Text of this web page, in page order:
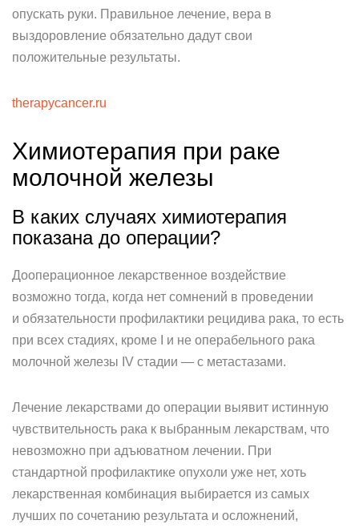
опускать руки. Правильное лечение, вера в
выздоровление обязательно дадут свои
положительные результаты.
therapycancer.ru
Химиотерапия при раке
молочной железы
В каких случаях химиотерапия
показана до операции?
Дооперационное лекарственное воздействие
возможно тогда, когда нет сомнений в проведении
и обязательности профилактики рецидива рака, то есть
при всех стадиях, кроме I и не операбельного рака
молочной железы IV стадии — с метастазами.
Лечение лекарствами до операции выявит истинную
чувствительность рака к выбранным лекарствам, что
невозможно при адъюватном лечении. При
стандартной профилактике опухоли уже нет, хоть
лекарственная комбинация выбирается из самых
лучших по сочетанию результата и осложнений,